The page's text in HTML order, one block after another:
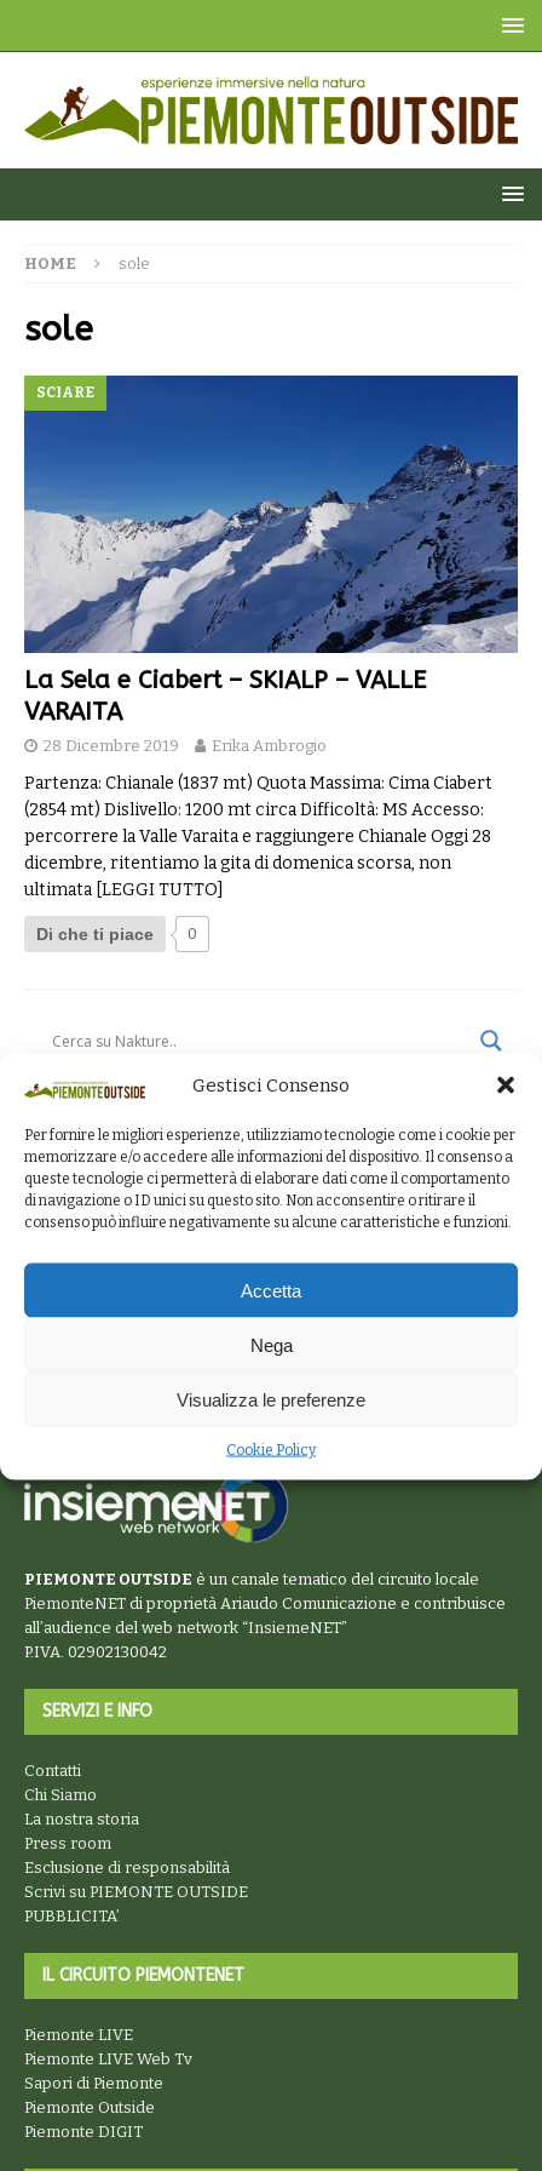
Gestisci Consenso
Per fornire le migliori esperienze, utilizziamo tecnologie come i cookie per
memorizzare e/o accedere alle informazioni del dispositivo. Il consenso a
queste tecnologie ci permetterà di elaborare dati come il comportamento
di navigazione o ID unici su questo sito. Non acconsentire o ritirare il
consenso può influire negativamente su alcune caratteristiche e funzioni.
Accetta
Nega
Visualizza le preferenze
Cookie Policy
HOME sole
sole
SCIARE
La Sela e Ciabert – SKIALP – VALLE
VARAITA
28 Dicembre 2019 Erika Ambrogio
Partenza: Chianale (1837 mt) Quota Massima: Cima Ciabert
(2854 mt) Dislivello: 1200 mt circa Difficoltà: MS Accesso:
percorrere la Valle Varaita e raggiungere Chianale Oggi 28
dicembre, ritentiamo la gita di domenica scorsa, non
ultimata [LEGGI TUTTO]
Di che ti piace 0
PIEMONTE OUTSIDE è un canale tematico del circuito locale
PiemonteNET di proprietà Ariaudo Comunicazione e contribuisce
all’audience del web network “InsiemeNET”
P.IVA. 02902130042
SERVIZI E INFO
Contatti
Chi Siamo
La nostra storia
Press room
Esclusione di responsabilità
Scrivi su PIEMONTE OUTSIDE
PUBBLICITA’
IL CIRCUITO PIEMONTENET
Piemonte LIVE
Piemonte LIVE Web Tv
Sapori di Piemonte
Piemonte Outside
Piemonte DIGIT